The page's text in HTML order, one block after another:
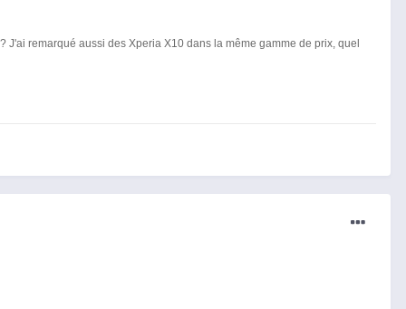
remarqué aussi des Xperia X10 dans la même gamme de prix, quel